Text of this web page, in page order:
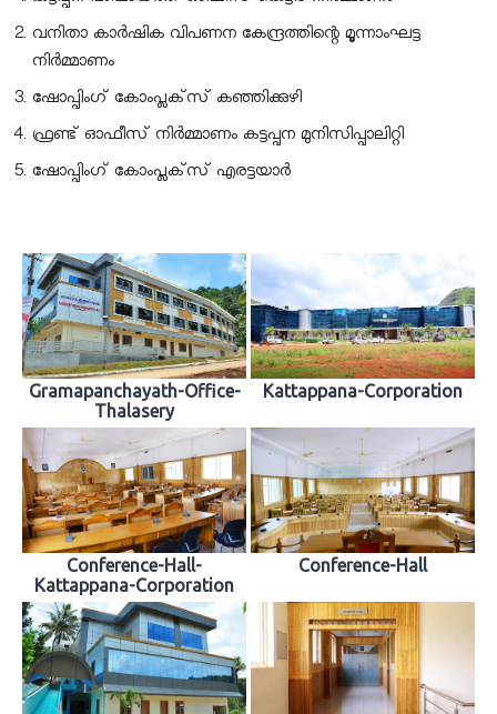
വനിതാ കാര്‍ഷിക വിപണന കേന്ദ്രത്തിന്റെ മൂന്നാംഘട്ട
നിര്‍മ്മാണം
ഷോപ്പിംഗ് കോംപ്ലക്‌സ് കഞ്ഞിക്കുഴി
ഫ്രണ്ട് ഓഫീസ് നിര്‍മ്മാണം കട്ടപ്പന മുനിസിപ്പാലിറ്റി
ഷോപ്പിംഗ് കോംപ്ലക്‌സ് എരട്ടയാര്‍
Gramapanchayath-Office-
Thalasery
Kattappana-Corporation
Conference-Hall-
Kattappana-Corporation
Conference-Hall